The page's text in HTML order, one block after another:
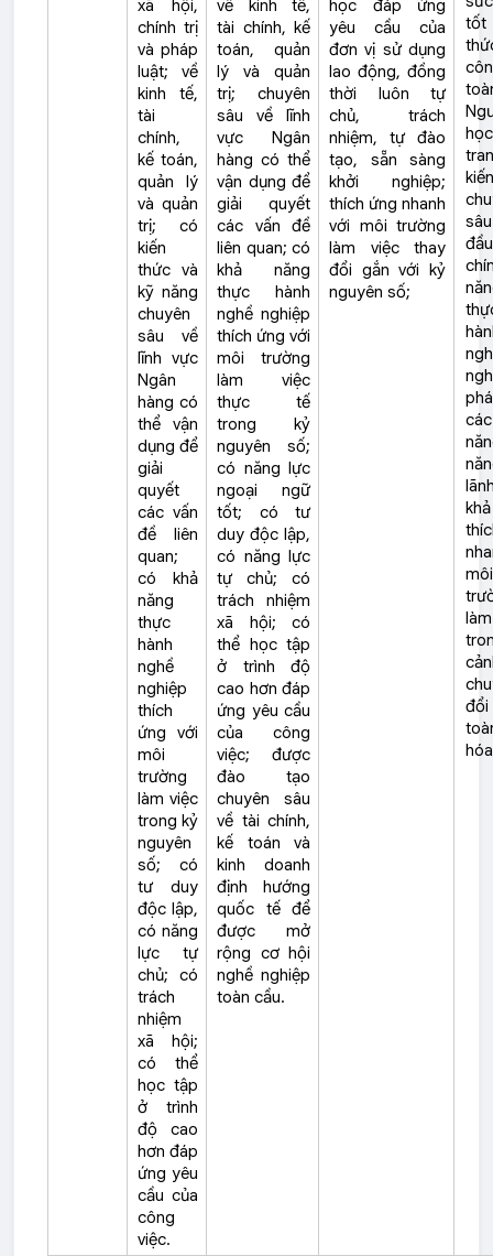
xã hội,
chính trị
và pháp
luật; về
kinh tế,
tài
chính,
kế toán,
quản lý
và quản
trị; có
kiến
thức và
kỹ năng
chuyên
sâu về
lĩnh vực
Ngân
hàng có
thể vận
dụng để
giải
quyết
các vấn
đề liên
quan;
có khả
năng
thực
hành
nghề
nghiệp
thích
ứng với
môi
trường
làm việc
trong kỷ
nguyên
số; có
tư duy
độc lập,
có năng
lực tự
chủ; có
trách
nhiệm
xã hội;
có thể
học tập
ở trình
độ cao
hơn đáp
ứng yêu
cầu của
công
việc.
về kinh tế,
tài chính, kế
toán, quản
lý và quản
trị; chuyên
sâu về lĩnh
vực Ngân
hàng có thể
vận dụng để
giải quyết
các vấn đề
liên quan; có
khả năng
thực hành
nghề nghiệp
thích ứng với
môi trường
làm việc
thực tế
trong kỷ
nguyên số;
có năng lực
ngoại ngữ
tốt; có tư
duy độc lập,
có năng lực
tự chủ; có
trách nhiệm
xã hội; có
thể học tập
ở trình độ
cao hơn đáp
ứng yêu cầu
của công
việc; được
đào tạo
chuyên sâu
về tài chính,
kế toán và
kinh doanh
định hướng
quốc tế để
được mở
rộng cơ hội
nghề nghiệp
toàn cầu.
học đáp ứng
yêu cầu của
đơn vị sử dụng
lao động, đồng
thời luôn
tự
chủ, trách
nhiệm, tự đào
tạo, sẵn sàng
khởi nghiệp;
thích ứng nhanh
với môi trường
làm việc thay
đổi gắn với kỷ
nguyên số;
môi
đổi